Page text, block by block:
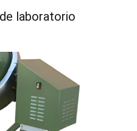
laboratorio